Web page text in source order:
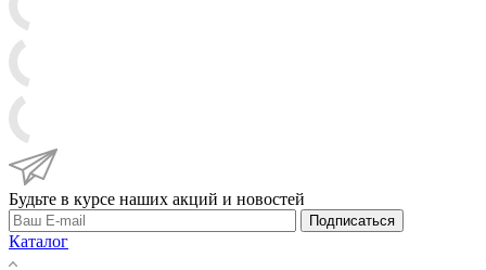
Будьте в курсе наших акций и новостей
Подписаться
Каталог